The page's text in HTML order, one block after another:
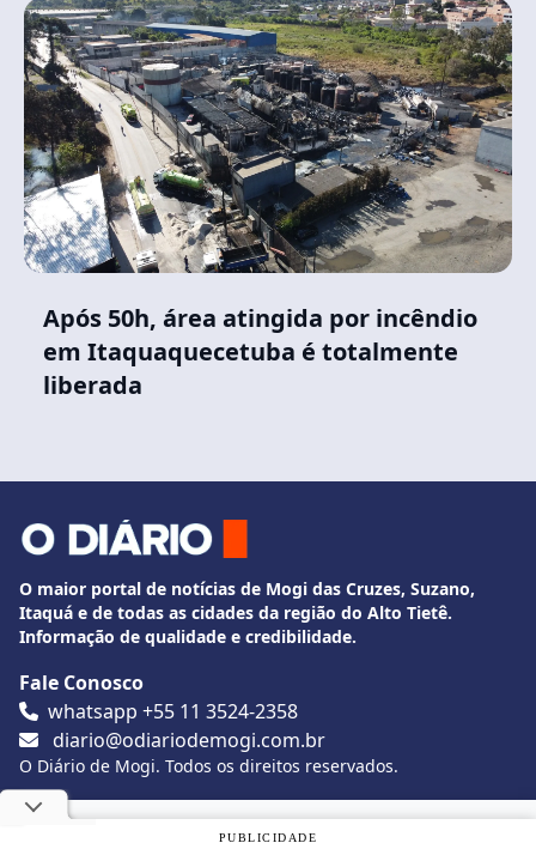
Após 50h, área atingida por incêndio
em Itaquaquecetuba é totalmente
liberada
O maior portal de notícias de Mogi das Cruzes, Suzano,
Itaquá e de todas as cidades da região do Alto Tietê.
Informação de qualidade e credibilidade.
Fale Conosco
whatsapp +55 11 3524-2358
diario@odiariodemogi.com.br
O Diário de Mogi. Todos os direitos reservados.
Siga O Diário nas redes sociais
Utilizamos cookies, de acordo com a nossa
PUBLICIDADE